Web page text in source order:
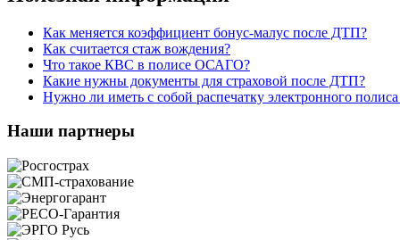
Как меняется коэффициент бонус-малус после ДТП?
Как считается стаж вождения?
Что такое КВС в полисе ОСАГО?
Какие нужны документы для страховой после ДТП?
Нужно ли иметь с собой распечатку электронного
Наши партнеры